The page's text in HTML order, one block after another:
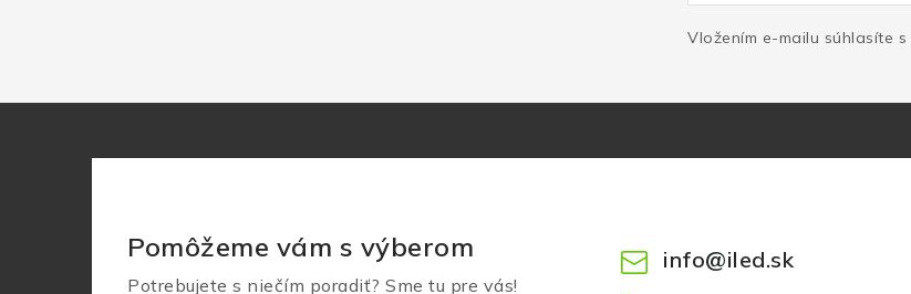
Vložením e-mailu súhlasíte s
Pomôžeme vám s výberom
Potrebujete s niečím poradiť? Sme tu pre vás!
info@iled.sk